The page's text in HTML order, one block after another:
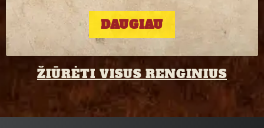
DAUGIAU
ŽIŪRĖTI VISUS RENGINIUS